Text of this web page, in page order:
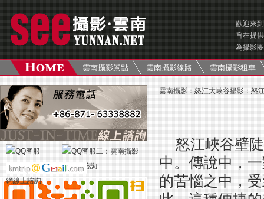
歡迎來
旨在提供
為攝影
雲南攝影景點 雲南攝影線路 雲南攝影租車
雲南攝影 ： 怒江大峽谷攝影 ： 怒
怒江峽谷壁
中。傳說中，
的苦惱之中，